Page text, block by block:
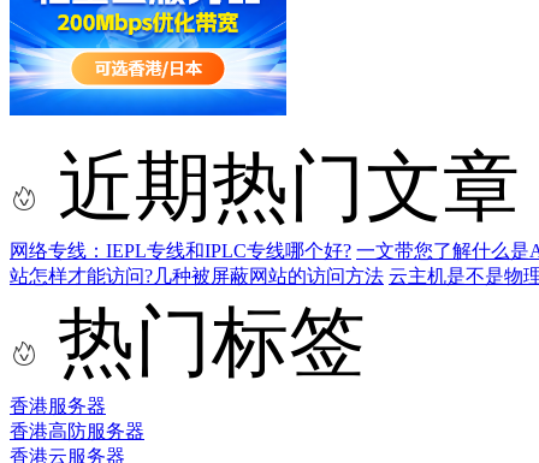
近期热门文章
网络专线：IEPL专线和IPLC专线哪个好? 一文带您了解什么是
站怎样才能访问?几种被屏蔽网站的访问方法 云主机是不是物
热门标签
香港服务器
香港高防服务器
香港云服务器